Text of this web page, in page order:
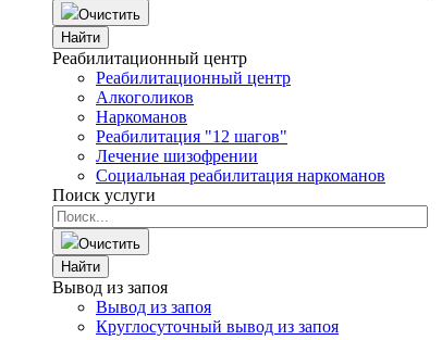
Очистить
Найти
Реабилитационный центр
Реабилитационный центр
Алкоголиков
Наркоманов
Реабилитация "12 шагов"
Лечение шизофрении
Социальная реабилитация наркоманов
Поиск услуги
Очистить
Найти
Вывод из запоя
Вывод из запоя
Круглосуточный вывод из запоя